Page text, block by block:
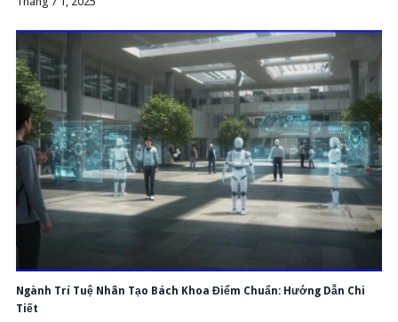
Ngành Trí Tuệ Nhân Tạo Bách Khoa Điểm Chuẩn: Hướng Dẫn Chi
Tiết